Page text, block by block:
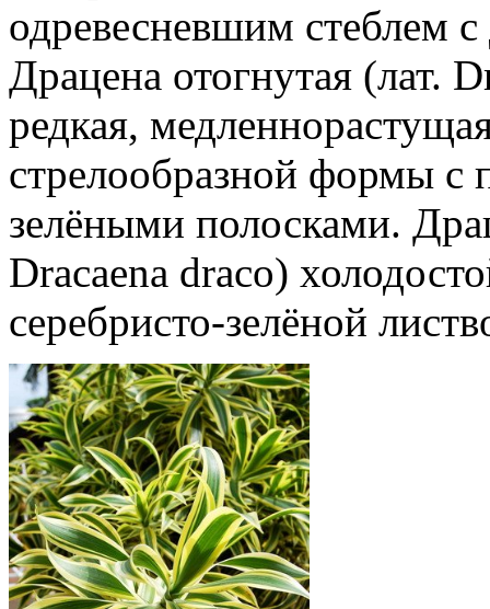
одревесневшим стеблем
Драцена отогнутая (лат.
редкая,
стрелообразной формы с
зелёными полосками.
Dracaena draco)
серебристо-зелёной